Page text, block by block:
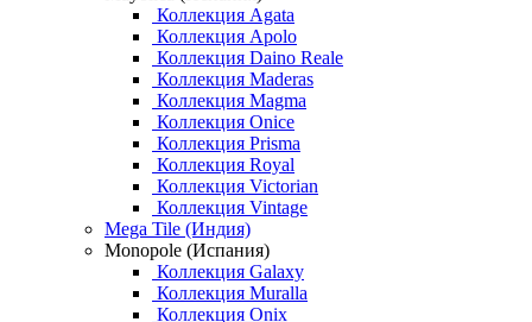
Коллекция Agata
Коллекция Apolo
Коллекция Daino Reale
Коллекция Maderas
Коллекция Magma
Коллекция Onice
Коллекция Prisma
Коллекция Royal
Коллекция Victorian
Коллекция Vintage
Mega Tile (Индия)
Monopole (Испания)
Коллекция Galaxy
Коллекция Muralla
Коллекция Onix